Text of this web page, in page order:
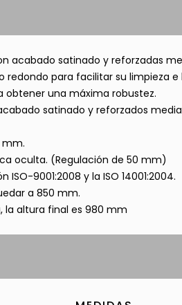
acabado satinado y reforzadas
para facilitar su limpieza e
una máxima robustez.
satinado y reforzados
mm.
oculta. (Regulación de 50 mm)
9001:2008 y la ISO 14001:2004.
a 850 mm.
la altura final es 980 mm